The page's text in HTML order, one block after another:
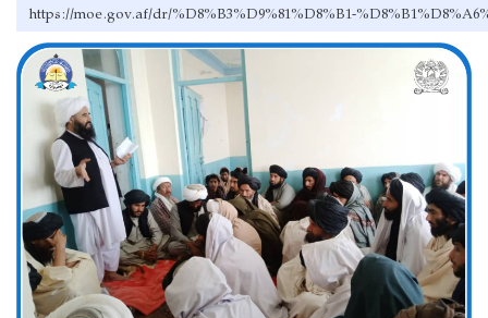
https://moe.gov.af/dr/%D8%B3%D9%81%D8%B1-